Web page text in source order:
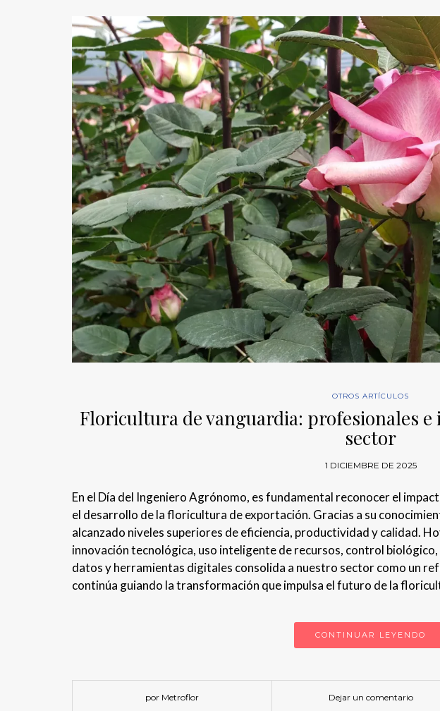
OTROS ARTÍCULOS
Floricultura de vanguardia: profesionales
sector
1 DICIEMBRE DE 2025
En el Día del Ingeniero Agrónomo, es fundamental reconocer el
el desarrollo de la floricultura de exportación. Gracias a su
alcanzado niveles superiores de eficiencia, productividad y calidad.
innovación tecnológica, uso inteligente de recursos, control
datos y herramientas digitales consolida a nuestro sector como un
continúa guiando la transformación que impulsa el futuro de la
CONTINUAR LEYENDO
por Metroflor Dejar un comentario